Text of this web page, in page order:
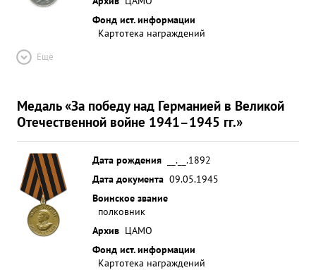
Фонд ист. информации
Картотека награждений
Ещё
Медаль «За победу над Германией в Великой
Отечественной войне 1941–1945 гг.»
Дата рождения
__.__.1892
Дата документа 09.05.1945
Воинское звание
полковник
Архив ЦАМО
Фонд ист. информации
Картотека награждений